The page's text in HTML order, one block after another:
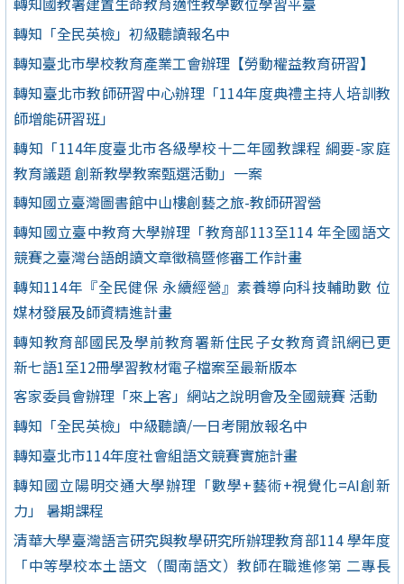
轉知「全民英檢」初級聽讀報名中
轉知臺北市學校教育產業工會辦理【勞動權益教育研習】
轉知臺北市教師研習中心辦理「114年度典禮主持人培訓教
師增能研習班」
轉知「114年度臺北市各級學校十二年國教課程 綱要-家庭
教育議題 創新教學教案甄選活動」一案
轉知國立臺灣圖書館中山樓創藝之旅-教師研習營
轉知國立臺中教育大學辦理「教育部113至114 年全國語文
競賽之臺灣台語朗讀文章徵稿暨修審工作計畫
轉知114年『全民健保 永續經營』素養導向科技輔助數 位
媒材發展及師資精進計畫
轉知教育部國民及學前教育署新住民子女教育資訊網已更
新七語1至12冊學習教材電子檔案至最新版本
客家委員會辦理「來上客」網站之說明會及全國競賽 活動
轉知「全民英檢」中級聽讀/一日考開放報名中
轉知臺北市114年度社會組語文競賽實施計畫
轉知國立陽明交通大學辦理「數學+藝術+視覺化=AI創新
力」 暑期課程
清華大學臺灣語言研究與教學研究所辦理教育部114 學年度
「中等學校本土語文（閩南語文）教師在職進修第 二專長